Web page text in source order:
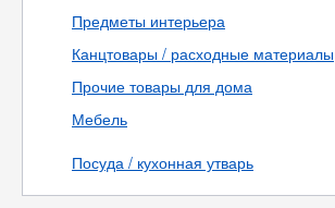
Предметы интерьера
Канцтовары / расходные материалы
Прочие товары для дома
Мебель
Посуда / кухонная утварь